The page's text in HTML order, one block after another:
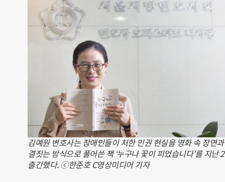
김예원 변호사는 장애인들이 처한 인권 현실을 영화 속 장면
결짓는 방식으로 풀어쓴 책 ‘누구나 꽃이 피었습니다’를 지난
출간했다. ⓒ한준호 C영상미디어 기자